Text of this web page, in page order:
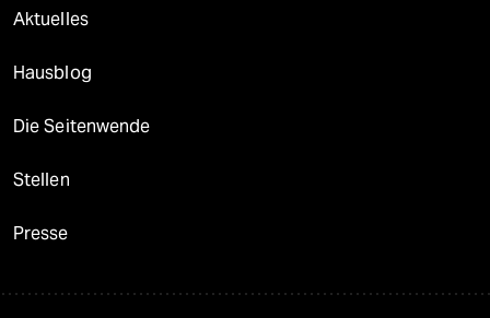
Aktuelles
Hausblog
Die Seitenwende
Stellen
Presse